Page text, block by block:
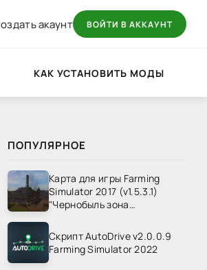
акаунт ВОЙТИ В АККАУНТ
КАК УСТАНОВИТЬ МОДЫ
ПОПУЛЯРНОЕ
Карта для игры Farming
Simulator 2017 (v1.5.3.1)
"Чернобыль зона
Скрипт AutoDrive v2.0.0.9
Farming Simulator 2022